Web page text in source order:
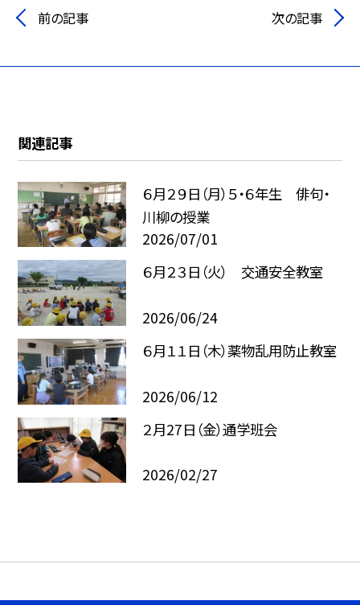
前の記事 次の記事
関連記事
６月２９日（月）５・６年生 俳句・
川柳の授業
2026/07/01
６月２３日（火） 交通安全教室
2026/06/24
６月１１日（木）薬物乱用防止教室
2026/06/12
２月27日（金）通学班会
2026/02/27